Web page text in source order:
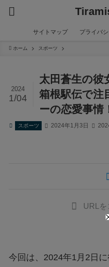
サイトマップ プライバ
ホーム スポーツ
太田蒼生の彼
箱根駅伝で注
ーの恋愛事情
2024
1/04
スポーツ 2024年1月3日
URLを
今回は、2024年1月2日